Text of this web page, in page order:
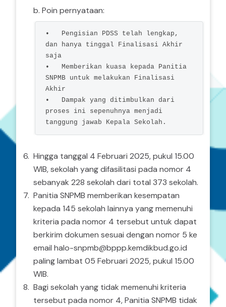
b. Poin pernyataan:
•   Pengisian PDSS telah lengkap,
dan hanya tinggal Finalisasi Akhir
saja
•   Memberikan kuasa kepada Panitia
SNPMB untuk melakukan Finalisasi
Akhir
•   Dampak yang ditimbulkan dari
proses ini sepenuhnya menjadi
tanggung jawab Kepala Sekolah.
Hingga tanggal 4 Februari 2025, pukul 15.00
WIB, sekolah yang difasilitasi pada nomor 4
sebanyak 228 sekolah dari total 373 sekolah.
Panitia SNPMB memberikan kesempatan
kepada 145 sekolah lainnya yang memenuhi
kriteria pada nomor 4 tersebut untuk dapat
berkirim dokumen sesuai dengan nomor 5 ke
email halo-snpmb@bppp.kemdikbud.go.id
paling lambat 05 Februari 2025, pukul 15.00
WIB.
Bagi sekolah yang tidak memenuhi kriteria
tersebut pada nomor 4, Panitia SNPMB tidak